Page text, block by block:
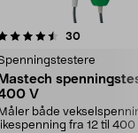
30
Mastech
V
Måler både
likespenning fra 12 til 400
4.5 av 5 stjerner